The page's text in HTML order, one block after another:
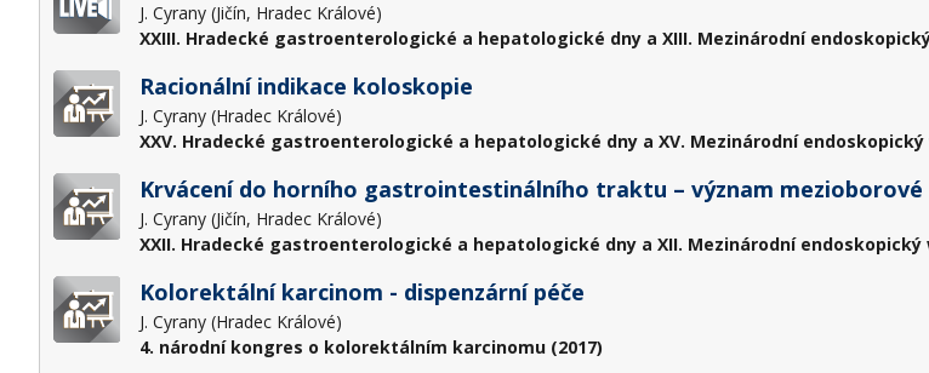
J. Cyrany (Jičín, Hradec Králové)
XXIII. Hradecké gastroenterologické a hepatologické dny a XIII. Mezinárodní
Racionální indikace koloskopie
J. Cyrany (Hradec Králové)
XXV. Hradecké gastroenterologické a hepatologické dny a XV. Mezinárodní endoskopický
Krvácení do horního gastrointestinálního traktu – význam
J. Cyrany (Jičín, Hradec Králové)
XXII. Hradecké gastroenterologické a hepatologické dny a XII. Mezinárodní endoskopický
Kolorektální karcinom - dispenzární péče
J. Cyrany (Hradec Králové)
4. národní kongres o kolorektálním karcinomu (2017)